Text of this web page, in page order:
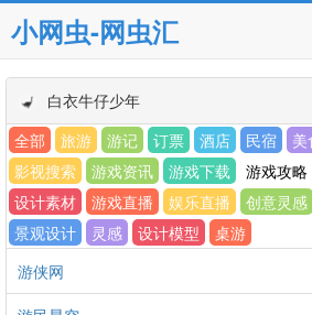
小网虫-网虫汇
白衣牛仔少年
全部
旅游 游记 订票 酒店 民宿 美
影视搜索
游戏资讯 游戏下载 游戏攻略
设计素材
游戏直播 娱乐直播 创意灵感
景观设计
灵感 设计模型
桌游
游侠网